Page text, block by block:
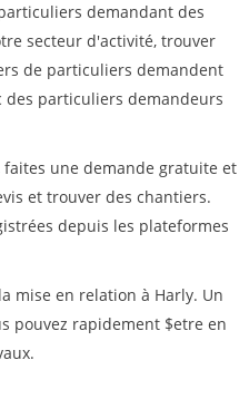
demandant des
secteur d'activité, trouver
de particuliers demandent
des particuliers demandeurs
faites une demande gratuite et
et trouver des chantiers.
depuis les plateformes
mise en relation à Harly. Un
pouvez rapidement $etre en